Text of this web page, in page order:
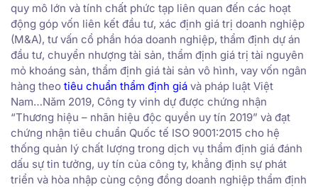
quy mô lớn và tính chất phức tạp liên quan đến các hoạt
động góp vốn liên kết đầu tư, xác định giá trị doanh nghiệp
(M&A), tư vấn cổ phần hóa doanh nghiệp, thẩm định dự án
đầu tư, chuyển nhượng tài sản, thẩm định giá trị tài nguyên
mỏ khoáng sản, thẩm định giá tài sản vô hình, vay vốn ngân
hàng theo tiêu chuẩn thẩm định giá và pháp luật Việt
Nam…Năm 2019, Công ty vinh dự được chứng nhận
“Thương hiệu – nhãn hiệu độc quyền uy tín 2019” và đạt
chứng nhận tiêu chuẩn Quốc tế ISO 9001:2015 cho hệ
thống quản lý chất lượng trong dịch vụ thẩm định giá đánh
dấu sự tin tưởng, uy tín của công ty, khẳng định sự phát
triển và hòa nhập cùng cộng đồng doanh nghiệp thẩm định